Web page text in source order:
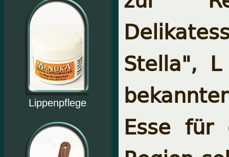
Lippenpflege
Stella",
Esse für